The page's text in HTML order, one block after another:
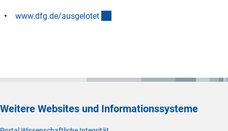
www.dfg.de/ausgelotet
Weitere Websites und Informationssysteme